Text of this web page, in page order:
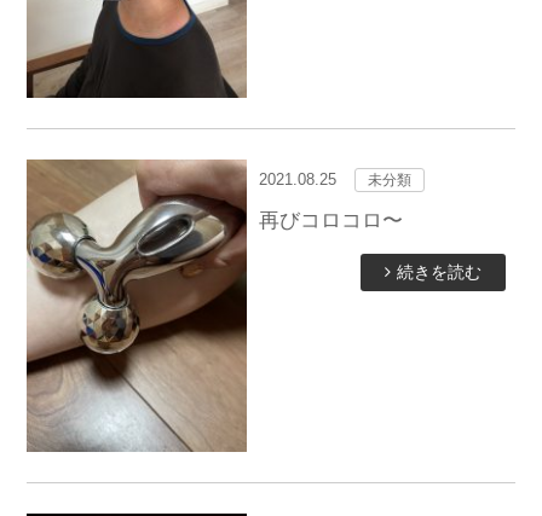
2021.08.25 未分類
再びコロコロ〜
続きを読む